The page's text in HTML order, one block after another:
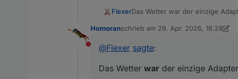
FlexerDas Wetter war der einzige
Nicht stören
Homoranschrieb am 29. Apr. 2026, 18:28
zuletzt editiert von Homoran
@Flexer sagte:
Das Wetter war der einzige